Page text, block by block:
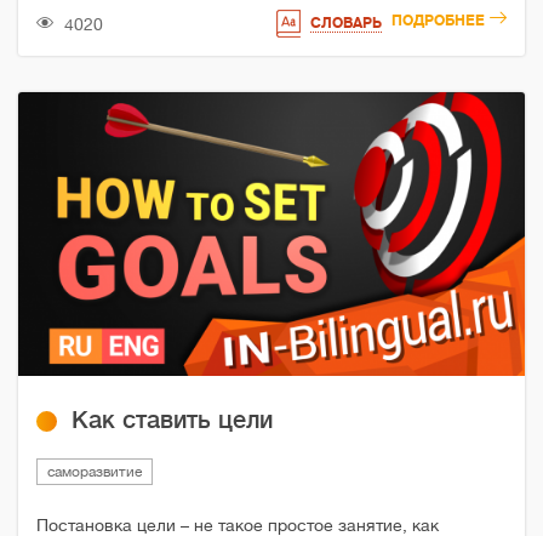
4020 СЛОВАРЬ ПОДРОБНЕЕ
Как ставить цели
саморазвитие
Постановка цели – не такое простое занятие, как